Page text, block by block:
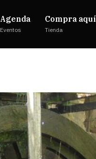
Agenda
Eventos
Compra aquí
Tienda